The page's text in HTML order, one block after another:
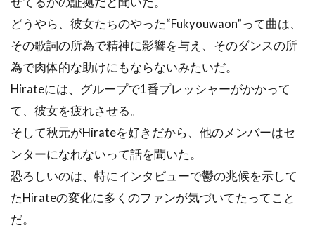
どうやら、彼女たちのやった“Fukyouwaon”って曲は、
その歌詞の所為で精神に影響を与え、そのダンスの所
為で肉体的な助けにもならないみたいだ。
Hirateには、グループで1番プレッシャーがかかって
て、彼女を疲れさせる。
そして秋元がHirateを好きだから、他のメンバーはセ
ンターになれないって話を聞いた。
恐ろしいのは、特にインタビューで鬱の兆候を示して
たHirateの変化に多くのファンが気づいてたってこと
だ。